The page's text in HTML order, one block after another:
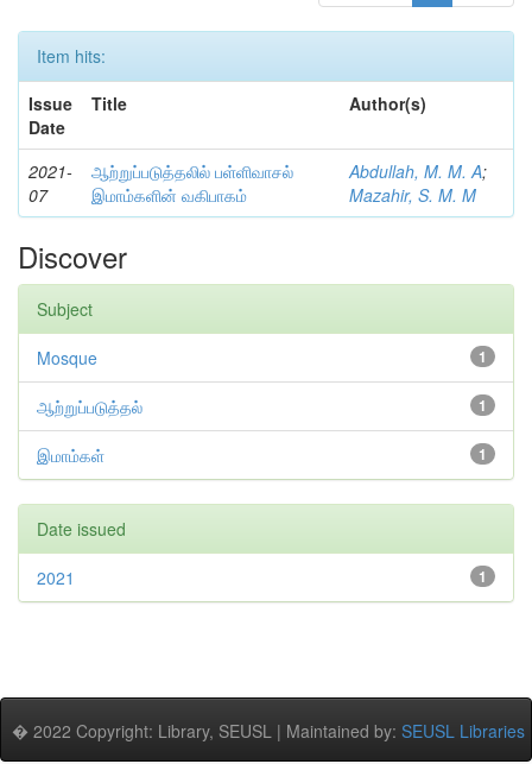
Item hits:
Issue
Date
Title Author(s)
2021-
07
ஆற்றுப்படுத்தலில் பள்ளிவாசல்
இமாம்களின் வகிபாகம்
Abdullah, M. M. A;
Mazahir, S. M. M
Discover
Subject
1
Mosque
1
ஆற்றுப்படுத்தல்
1
இமாம்கள்
Date issued
1
2021
� 2022 Copyright: Library, SEUSL | Maintained by: SEUSL Libraries